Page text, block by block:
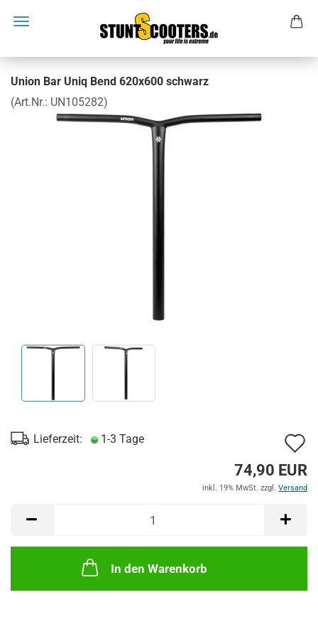
Union Bar Uniq Bend 620x600 schwarz
(Art.Nr.: UN105282)
Lieferzeit: 1-3 Tage
74,90 EUR
inkl. 19% MwSt. zzgl. Versand
In den Warenkorb